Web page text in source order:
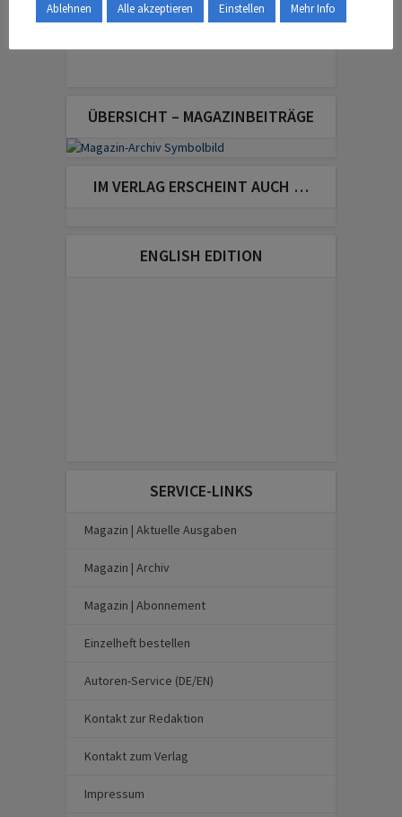
ÜBERSICHT – MAGAZINBEITRÄGE
IM VERLAG ERSCHEINT AUCH …
ENGLISH EDITION
SERVICE-LINKS
Magazin | Aktuelle Ausgaben
Magazin | Archiv
Magazin | Abonnement
Einzelheft bestellen
Autoren-Service (DE/EN)
Kontakt zur Redaktion
Kontakt zum Verlag
Impressum
Ablehnen Alle akzeptieren Einstellen Mehr Info